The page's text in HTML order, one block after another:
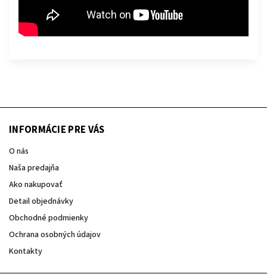
INFORMÁCIE PRE VÁS
O nás
Naša predajňa
Ako nakupovať
Detail objednávky
Obchodné podmienky
Ochrana osobných údajov
Kontakty